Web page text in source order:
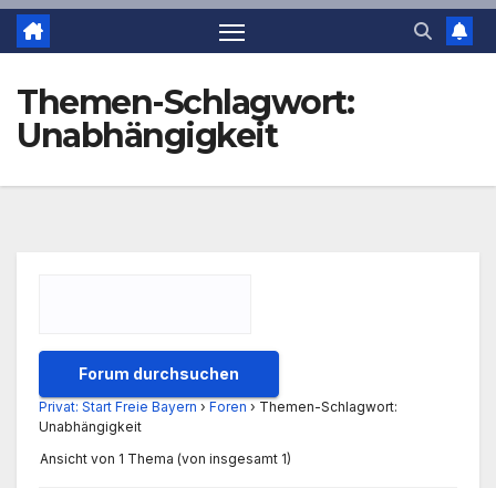
Themen-Schlagwort:
Unabhängigkeit
Privat: Start Freie Bayern › Foren › Themen-Schlagwort:
Unabhängigkeit
Ansicht von 1 Thema (von insgesamt 1)